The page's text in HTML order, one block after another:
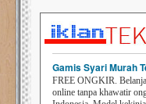
Gamis Syari Murah
FREE ONGKIR.
online tanpa khawatir